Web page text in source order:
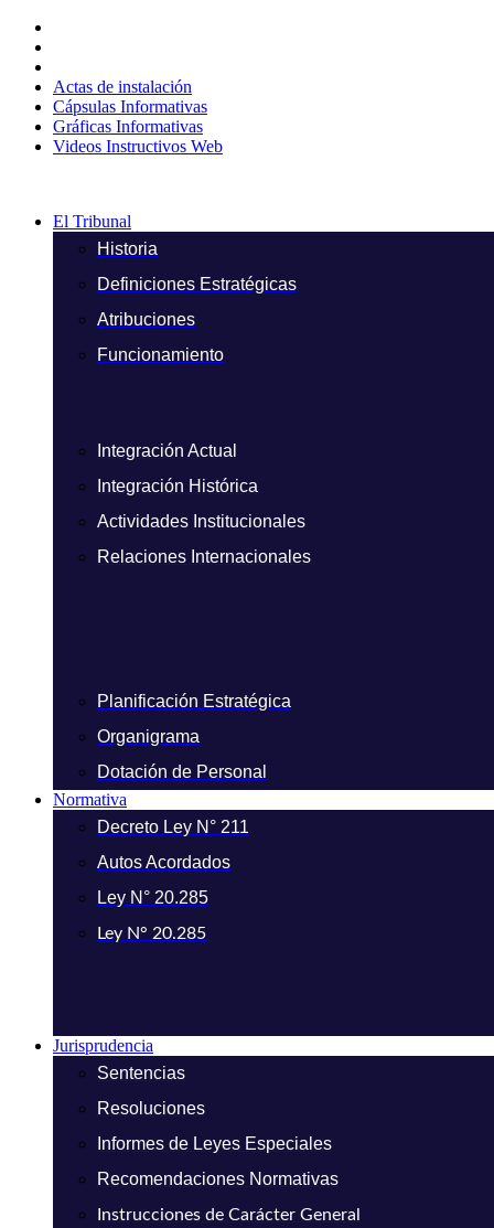
contenido
Actas de instalación
Cápsulas Informativas
Gráficas Informativas
Videos Instructivos Web
El Tribunal
Historia
Definiciones Estratégicas
Atribuciones
Funcionamiento
Integración Actual
Integración Histórica
Actividades Institucionales
Relaciones Internacionales
Planificación Estratégica
Organigrama
Dotación de Personal
Normativa
Decreto Ley N° 211
Autos Acordados
Ley N° 20.285
Ley N° 20.285
Jurisprudencia
Sentencias
Resoluciones
Informes de Leyes Especiales
Recomendaciones Normativas
Instrucciones de Carácter General